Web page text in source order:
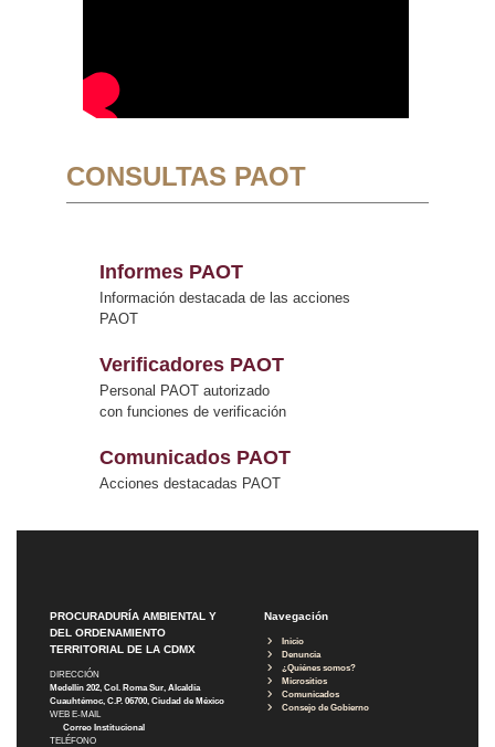
CONSULTAS PAOT
Informes PAOT
Información destacada de las acciones
PAOT
Verificadores PAOT
Personal PAOT autorizado
con funciones de verificación
Comunicados PAOT
Acciones destacadas PAOT
PROCURADURÍA AMBIENTAL Y
DEL ORDENAMIENTO
TERRITORIAL DE LA CDMX
DIRECCIÓN
Medellín 202, Col. Roma Sur, Alcaldía
Cuauhtémoc, C.P. 06700, Ciudad de México
WEB E-MAIL
Correo Institucional
TELÉFONO
Navegación
Inicio
Denuncia
¿Quiénes somos?
Micrositios
Comunicados
Consejo de Gobierno